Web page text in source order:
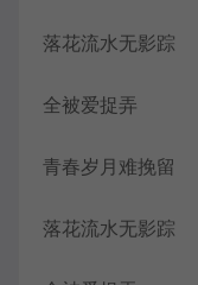
落花流水无影踪
全被爱捉弄
青春岁月难挽留
落花流水无影踪